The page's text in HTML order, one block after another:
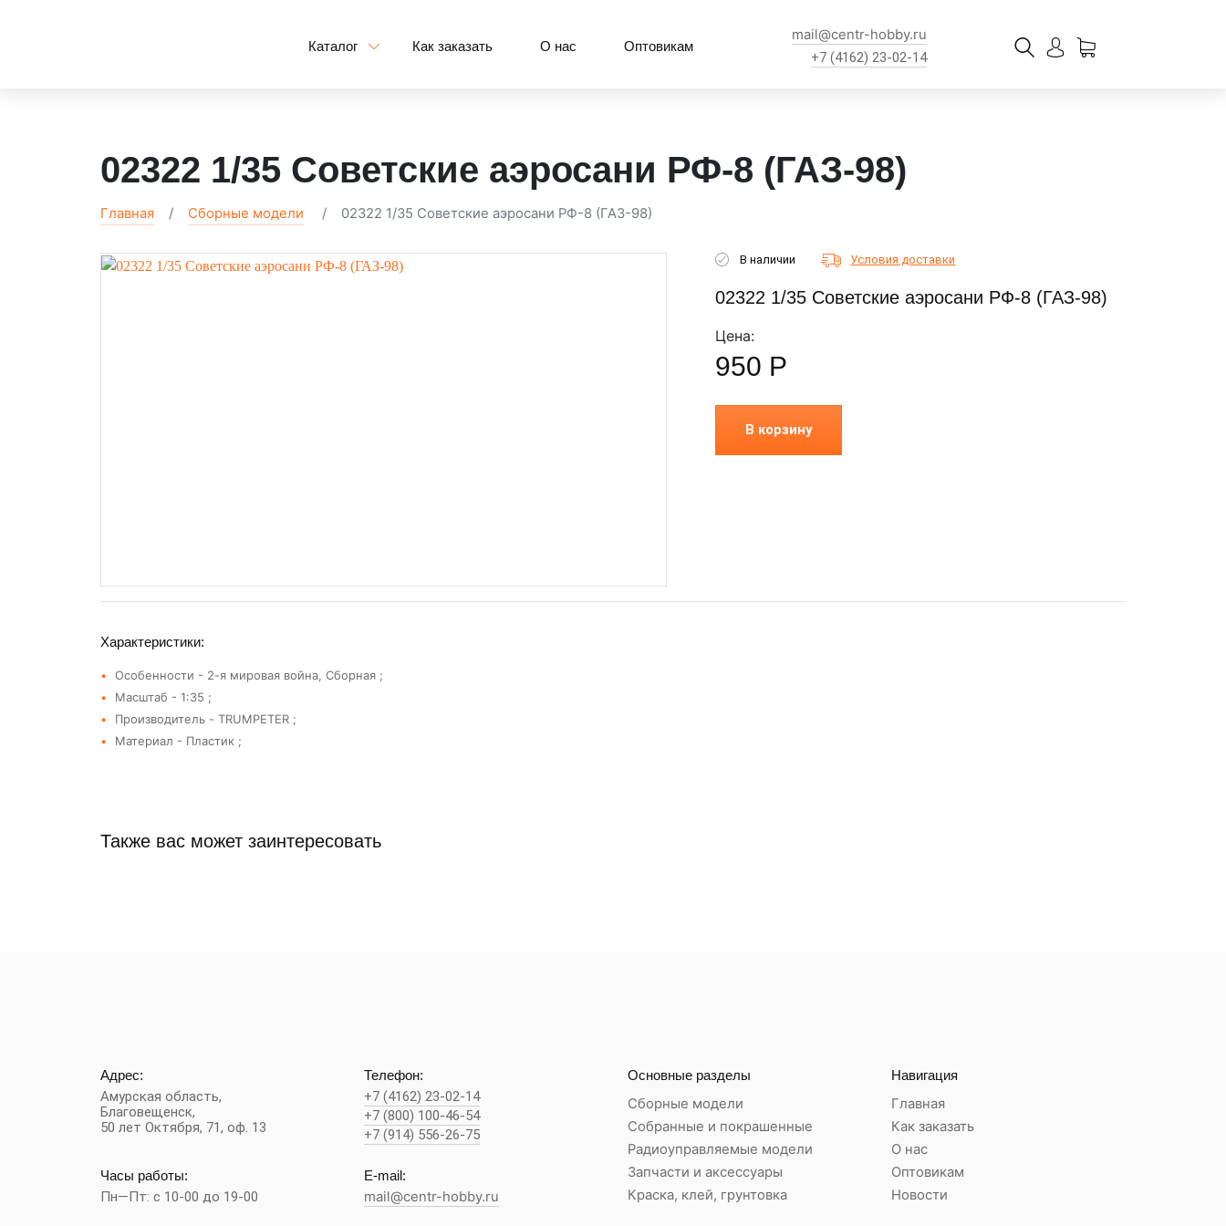
Каталог Как заказать О нас Оптовикам
mail@centr-hobby.ru
+7 (4162) 23-02-14
02322 1/35 Советские аэросани РФ-8 (ГАЗ-98)
Главная Сборные модели 02322 1/35 Советские аэросани РФ-8 (ГАЗ-98)
В наличии Условия доставки
02322 1/35 Советские аэросани РФ-8 (ГАЗ-98)
Цена:
950 Р
В корзину
Характеристики:
Особенности - 2-я мировая война, Сборная ;
Масштаб - 1:35 ;
Производитель - TRUMPETER ;
Материал - Пластик ;
Также вас может заинтересовать
Адрес:
Амурская область,
Благовещенск,
50 лет Октября, 71, оф. 13
Телефон:
+7 (4162) 23-02-14
+7 (800) 100-46-54
+7 (914) 556-26-75
Часы работы:
Пн—Пт: с 10-00 до 19-00
E-mail:
mail@centr-hobby.ru
Основные разделы
Сборные модели
Собранные и покрашенные
Радиоуправляемые модели
Запчасти и аксессуары
Краска, клей, грунтовка
Навигация
Главная
Как заказать
О нас
Оптовикам
Новости